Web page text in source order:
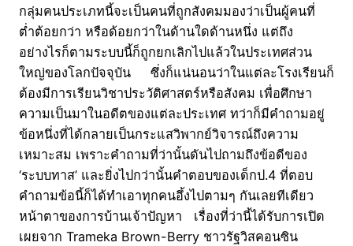
กลุ่มคนประเภทนี้จะเป็นคนที่ถูกสังคมมองว่าเป็นผู้คนที่
ต่ำต้อยกว่า หรือด้อยกว่าในด้านใดด้านหนึ่ง แต่ถึง
อย่างไรก็ตามระบบนี้ก็ถูกยกเลิกไปแล้วในประเทศส่วน
ใหญ่ของโลกปัจจุบัน ซึ่งก็แน่นอนว่าในแต่ละโรงเรียนก็
ต้องมีการเรียนวิชาประวัติศาสตร์หรือสังคม เพื่อศึกษา
ความเป็นมาในอดีตของแต่ละประเทศ ทว่าก็มีคำถามอยู่
ข้อหนึ่งที่ได้กลายเป็นกระแสวิพากย์วิจารณ์ถึงความ
เหมาะสม เพราะคำถามที่ว่านั้นดันไปถามถึงข้อดีของ
‘ระบบทาส’ และยิ่งไปกว่านั้นคำตอบของเด็กป.4 ที่ตอบ
คำถามข้อนี้ก็ได้ทำเอาทุกคนอึ้งไปตามๆ กันเลยทีเดียว
หน้าตาของการบ้านเจ้าปัญหา เรื่องที่ว่านี้ได้รับการเปิด
เผยจาก Trameka Brown-Berry ชาวรัฐวิสคอนซิน